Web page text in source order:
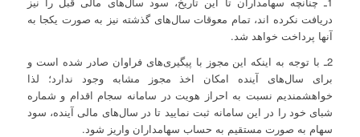
دریافت نکرده اند، تمام معوقات سال‌های گذشته نیز به صورت یکجا به
آنها پرداخت خواهد شد.
2ـ با توجه به اینکه این مجوز با پیگیری‌های فراوان صادر شده است و
برای سال‌های آینده امکان اخذ مجوز مشابه وجود ندارد؛ لذا
خواهشمندیم نسبت به احراز هویت در سامانه سجام اقدام و شماره
شبای خود را در این سامانه ثبت نمایید تا در سال‌های مالی آینده، سود
سهام به صورت مستقیم به حساب سهامداران واریز شود.